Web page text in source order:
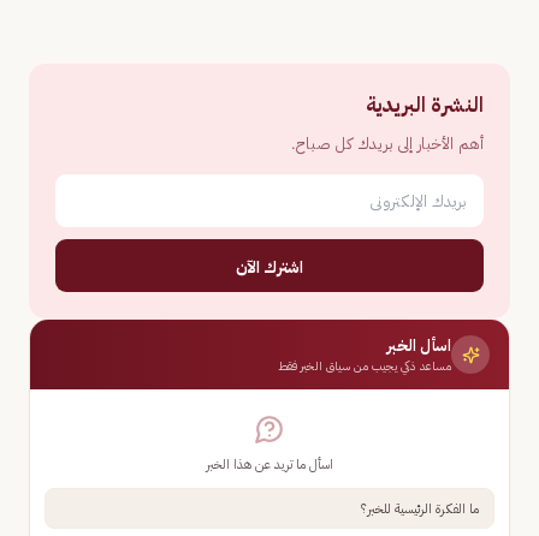
النشرة البريدية
أهم الأخبار إلى بريدك كل صباح.
اشترك الآن
اسأل الخبر
مساعد ذكي يجيب من سياق الخبر فقط
اسأل ما تريد عن هذا الخبر
ما الفكرة الرئيسية للخبر؟